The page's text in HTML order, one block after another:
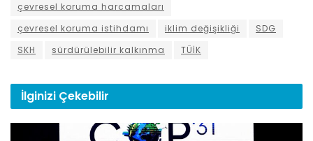
çevresel koruma harcamaları
çevresel koruma istihdamı
iklim değişikliği
SDG
SKH
sürdürülebilir kalkınma TÜİK
İlginizi Çekebilir